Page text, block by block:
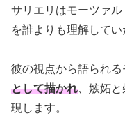
サリエリはモーツァ
を誰よりも理解してい
彼の視点から語られる
として描かれ 、嫉妬
現します。